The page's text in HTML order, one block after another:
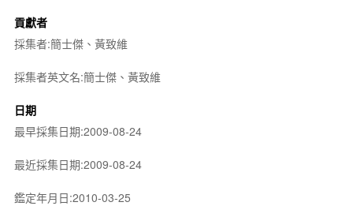
貢獻者
採集者:簡士傑、黃致維
採集者英文名:簡士傑、黃致維
日期
最早採集日期:2009-08-24
最近採集日期:2009-08-24
鑑定年月日:2010-03-25